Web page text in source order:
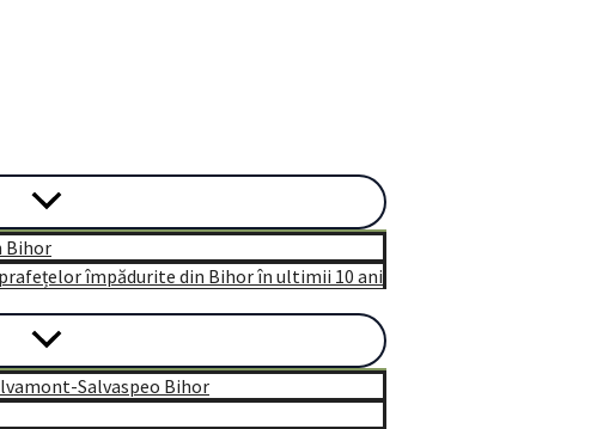
Bihor
împădurite din Bihor în ultimii 10 ani
Salvaspeo Bihor